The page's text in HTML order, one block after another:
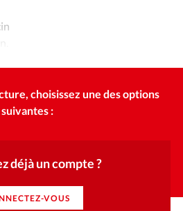
choisissez une des options
suivantes :
déjà un compte ?
VOUS